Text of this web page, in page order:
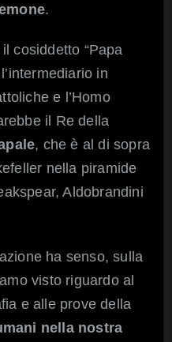
.
cosiddetto “Papa
in
e l’Homo
il Re della
, che è al di sopra
nella piramide
Aldobrandini
ha senso, sulla
visto riguardo al
e alle prove della
nella nostra